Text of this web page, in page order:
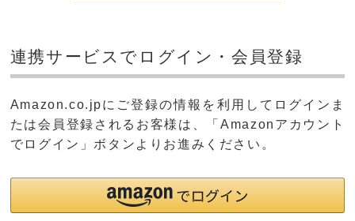
連携サービスでログイン・会員登録
Amazon.co.jpにご登録の情報を利用してログインま
たは会員登録されるお客様は、「Amazonアカウント
でログイン」ボタンよりお進みください。